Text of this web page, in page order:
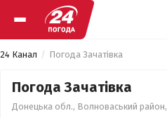
24 Канал Погода Зачатівка
Погода Зачатівка
Донецька обл., Волноваський район,